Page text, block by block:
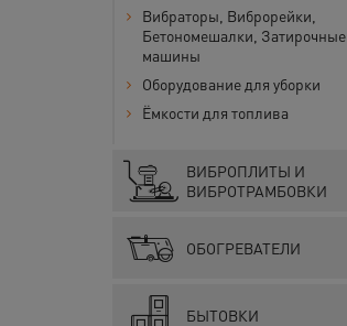
Вибраторы, Виброрейки,
Бетономешалки, Затирочные
машины
Оборудование для уборки
Ёмкости для топлива
ВИБРОПЛИТЫ И
ВИБРОТРАМБОВКИ
ОБОГРЕВАТЕЛИ
БЫТОВКИ